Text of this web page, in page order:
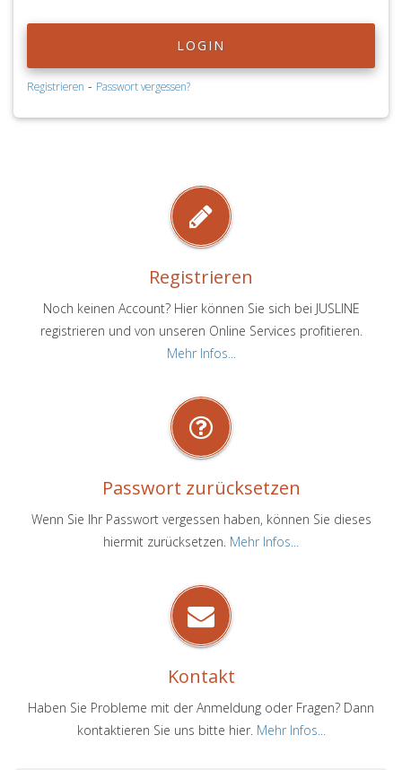
LOGIN
Registrieren - Passwort vergessen?
Registrieren
Noch keinen Account? Hier können Sie sich bei JUSLINE
registrieren und von unseren Online Services profitieren.
Mehr Infos...
Passwort zurücksetzen
Wenn Sie Ihr Passwort vergessen haben, können Sie dieses
hiermit zurücksetzen. Mehr Infos...
Kontakt
Haben Sie Probleme mit der Anmeldung oder Fragen? Dann
kontaktieren Sie uns bitte hier. Mehr Infos...